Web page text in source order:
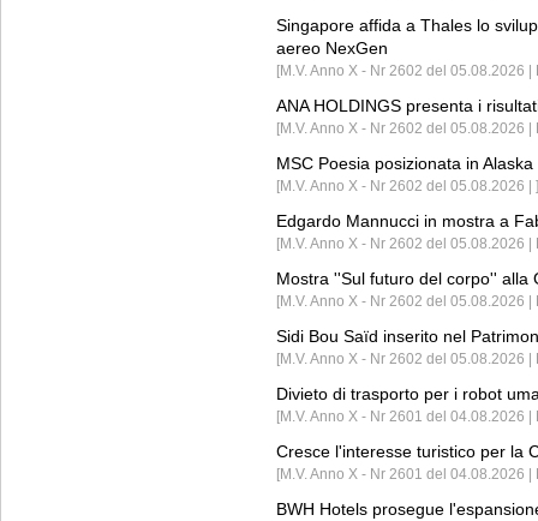
Singapore affida a Thales lo
aereo NexGen
[M.V. Anno X - Nr 2602 del 05.08.2026
ANA HOLDINGS presenta i
[M.V. Anno X - Nr 2602 del 05.08.2026
MSC Poesia posizionata in
[M.V. Anno X - Nr 2602 del 05.08.2026 | ]
Edgardo Mannucci in mostra a
[M.V. Anno X - Nr 2602 del 05.08.2026 |
Mostra ''Sul futuro del corpo'' alla
[M.V. Anno X - Nr 2602 del 05.08.2026
Sidi Bou Saïd inserito nel
[M.V. Anno X - Nr 2602 del 05.08.2026
Divieto di trasporto per i robot
[M.V. Anno X - Nr 2601 del 04.08.2026
Cresce l'interesse turistico per la
[M.V. Anno X - Nr 2601 del 04.08.2026 |
BWH Hotels prosegue